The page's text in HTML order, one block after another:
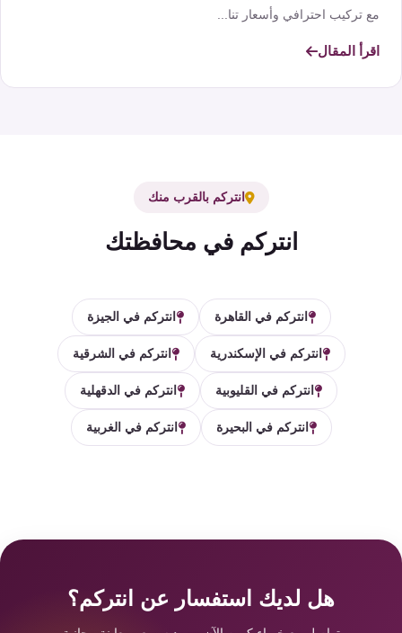
مع تركيب احترافي وأسعار تنا...
اقرأ المقال
انتركم بالقرب منك
انتركم في محافظتك
انتركم في القاهرة انتركم في الجيزة
انتركم في الإسكندرية انتركم في الشرقية
انتركم في القليوبية انتركم في الدقهلية
انتركم في البحيرة انتركم في الغربية
هل لديك استفسار عن انتركم؟